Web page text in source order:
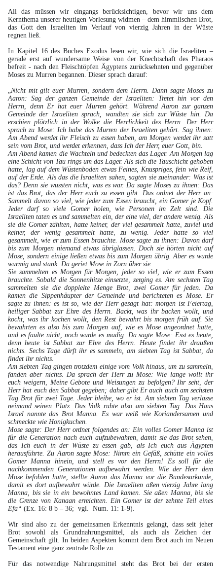
All das müssen wir eingangs berücksichtigen, bevor wir uns dem
Kernthema unserer heutigen Vorlesung widmen – dem himmlischen Brot,
das Gott den Israeliten im Verlauf von vierzig Jahren in der Wüste
regnen ließ.
In Kapitel 16 des Buches Exodus lesen wir, wie sich die Israeliten –
gerade erst auf wundersame Weise von der Knechtschaft des Pharaos
befreit - nach den Fleischtöpfen Ägyptens zurücksehnten und gegenüber
Moses zu Murren begannen. Dieser sprach darauf:
Nicht mit gilt euer Murren, sondern dem Herrn. Dann sagte Moses zu
Aaron: Sag der ganzen Gemeinde der Israeliten: Tretet hin vor den
Herrn, denn Er hat euer Murren gehört. Während Aaron zur ganzen
Gemeinde der Israeliten sprach, wandten sie sich zur Wüste hin. Da
erschien plötzlich in der Wolke die Herrlichkeit des Herrn. Der Herr
sprach zu Mose: Ich habe das Murren der Israeliten gehört. Sag ihnen:
Am Abend werdet ihr Fleisch zu essen haben, am Morgen werdet ihr satt
sein vom Brot, und werdet erkennen, dass Ich der Herr, euer Gott, bin.
Am Abend kamen die Wachteln und bedeckten das Lager. Am Morgen lag
eine Schicht von Tau rings um das Lager. Als sich die Tauschicht gehoben
hatte, lag auf dem Wüstenboden etwas Feines, Knuspriges, fein wie Reif,
auf der Erde. Als das die Israeliten sahen, sagten sie zueinander: Was ist
das? Denn sie wussten nicht, was es war. Da sagte Moses zu ihnen: Das
ist das Brot, das der Herr euch zu essen gibt. Das ordnet der Herr an:
Sammelt davon so viel, wie jeder zum Essen braucht, ein Gomer je Kopf.
Jeder darf so viele Gomer holen, wie Personen im Zelt sind. Die
Israeliten taten es und sammelten ein, der eine viel, der andere wenig. Als
sie die Gomer zählten, hatte keiner, der viel gesammelt hatte, zuviel und
keiner, der wenig gesammelt hatte, zu wenig. Jeder hatte so viel
gesammelt, wie er zum Essen brauchte. Mose sagte zu ihnen: Davon darf
bis zum Morgen niemand etwas übriglassen. Doch sie hörten nicht auf
Mose, sondern einige ließen etwas bis zum Morgen übrig. Aber es wurde
wurmig und stank. Da geriet Mose in Zorn über sie.
Sie sammelten es Morgen für Morgen, jeder so viel, wie er zum Essen
brauchte. Sobald die Sonnenhitze einsetzte, zerging es. Am sechsten Tag
sammelten sie die dopplelte Menge Brot, zwei Gomer für jeden. Da
kamen die Sippenhäupter der Gemeinde und berichteten es Mose. Er
sagte zu ihnen: es ist so, wie der Herr gesagt hat: morgen ist Feiertag,
heiliger Sabbat zur Ehre des Herrn. Backt, was ihr backen wollt, und
kocht, was ihr kochen wollt, den Rest bewahrt bis morgen früh auf. Sie
bewahrten es also bis zum Morgen auf, wie es Mose angeordnet hatte,
und es faulte nicht, noch wurde es madig. Da sagte Mose: Esst es heute,
denn heute ist Sabbat zur Ehre des Herrn. Heute findet ihr draußen
nichts. Sechs Tage dürft ihr es sammeln, am siebten Tag ist Sabbat, da
findet ihr nichts.
Am siebten Tag gingen trotzdem einige vom Volk hinaus, um zu sammeln,
fanden aber nichts. Da sprach der Herr zu Mose: Wie lange wollt ihr
euch weigern, Meine Gebote und Weisungen zu befolgen? Ihr seht, der
Herr hat euch den Sabbat gegeben; daher gibt Er auch auch am sechsten
Tag Brot für zwei Tage. Jeder bleibe, wo er ist. Am siebten Tag verlasse
neimand seinen Platz. Das Volk ruhte also am siebten Tag. Das Haus
Israel nannte das Brot Manna. Es war weiß wie Koriandersamen und
schmeckte wie Honigkuchen.
Mose sagte: Der Herr ordnet folgendes an: Ein volles Gomer Manna ist
für die Generation nach euch aufzubewahren, damit sie das Brot sehen,
das Ich euch in der Wüste zu essen gab, als Ich euch aus Ägypten
herausführte. Zu Aaron sagte Mose: Nimm ein Gefäß, schütte ein volles
Gomer Manna hinein, und stell es vor den Herrn! Es soll für die
nachkommenden Generationen aufbewahrt werden. Wie der Herr dem
Mose befohlen hatte, stellte Aaron das Manna vor die Bundesurkunde,
damit es dort aufbewahrt würde. Die Israeliten aßen vierzig Jahre lang
Manna, bis sie in ein bewohntes Land kamen. Sie aßen Manna, bis sie
die Grenze von Kanaan erreichten. Ein Gomer ist der zehnte Teil eines
Efa“ (Ex. 16: 8 b – 36; vgl. Num. 11: 1-9).
Wir sind also zu der gemeinsamen Erkenntnis gelangt, dass seit jeher
Brot sowohl als Grundnahrungsmittel, als auch als Zeichen der
Gemeinschaft gilt. In beiden Aspekten kommt dem Brot auch im Neuen
Testament eine ganz zentrale Rolle zu.
Für das notwendige Nahrungsmittel steht das Brot bei der ersten